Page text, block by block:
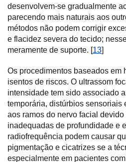
desenvolvem-se gradualmente
parecendo mais naturais aos
métodos não podem corrigir
e flacidez severa do tecido;
meramente de suporte. [13]
Os procedimentos baseados em
isentos de riscos. O ultrassom
intensidade tem sido associado
temporária, distúrbios sensoriais
aos ramos do nervo facial
inadequadas de profundidade e
radiofrequência podem causar
pigmentação e cicatrizes se a
especialmente em pacientes